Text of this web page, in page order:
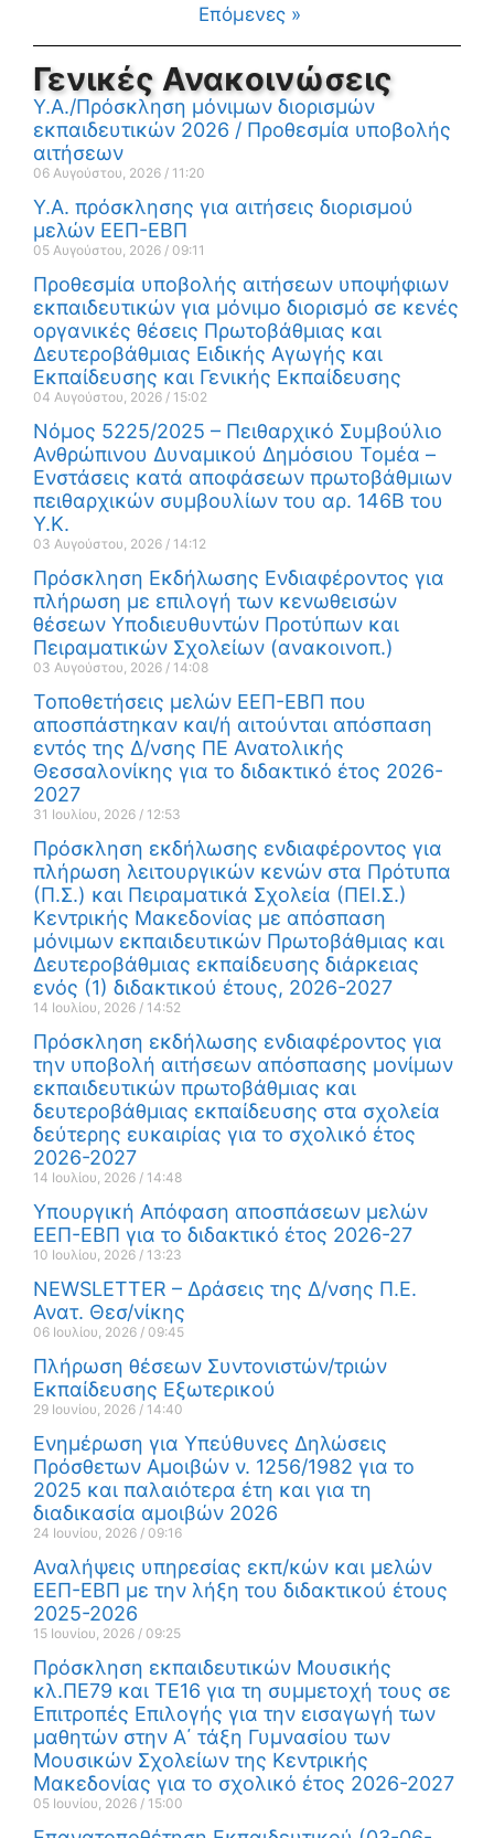
Επόμενες »
Γενικές Ανακοινώσεις
Υ.Α./Πρόσκληση μόνιμων διορισμών
εκπαιδευτικών 2026 / Προθεσμία υποβολής
αιτήσεων
06 Αυγούστου, 2026 11:20
Υ.Α. πρόσκλησης για αιτήσεις διορισμού
μελών ΕΕΠ-ΕΒΠ
05 Αυγούστου, 2026 09:11
Προθεσμία υποβολής αιτήσεων υποψήφιων
εκπαιδευτικών για μόνιμο διορισμό σε κενές
οργανικές θέσεις Πρωτοβάθμιας και
Δευτεροβάθμιας Ειδικής Αγωγής και
Εκπαίδευσης και Γενικής Εκπαίδευσης
04 Αυγούστου, 2026 15:02
Νόμος 5225/2025 – Πειθαρχικό Συμβούλιο
Ανθρώπινου Δυναμικού Δημόσιου Τομέα –
Ενστάσεις κατά αποφάσεων πρωτοβάθμιων
πειθαρχικών συμβουλίων του αρ. 146Β του
Υ.Κ.
03 Αυγούστου, 2026 14:12
Πρόσκληση Εκδήλωσης Ενδιαφέροντος για
πλήρωση με επιλογή των κενωθεισών
θέσεων Υποδιευθυντών Προτύπων και
Πειραματικών Σχολείων (ανακοινοπ.)
03 Αυγούστου, 2026 14:08
Τοποθετήσεις μελών ΕΕΠ-ΕΒΠ που
αποσπάστηκαν και/ή αιτούνται απόσπαση
εντός της Δ/νσης ΠΕ Ανατολικής
Θεσσαλονίκης για το διδακτικό έτος 2026-
2027
31 Ιουλίου, 2026 12:53
Πρόσκληση εκδήλωσης ενδιαφέροντος για
πλήρωση λειτουργικών κενών στα Πρότυπα
(Π.Σ.) και Πειραματικά Σχολεία (ΠΕΙ.Σ.)
Κεντρικής Μακεδονίας με απόσπαση
μόνιμων εκπαιδευτικών Πρωτοβάθμιας και
Δευτεροβάθμιας εκπαίδευσης διάρκειας
ενός (1) διδακτικού έτους, 2026-2027
14 Ιουλίου, 2026 14:52
Πρόσκληση εκδήλωσης ενδιαφέροντος για
την υποβολή αιτήσεων απόσπασης μονίμων
εκπαιδευτικών πρωτοβάθμιας και
δευτεροβάθμιας εκπαίδευσης στα σχολεία
δεύτερης ευκαιρίας για το σχολικό έτος
2026-2027
14 Ιουλίου, 2026 14:48
Υπουργική Απόφαση αποσπάσεων μελών
ΕΕΠ-ΕΒΠ για το διδακτικό έτος 2026-27
10 Ιουλίου, 2026 13:23
NEWSLETTER – Δράσεις της Δ/νσης Π.Ε.
Ανατ. Θεσ/νίκης
06 Ιουλίου, 2026 09:45
Πλήρωση θέσεων Συντονιστών/τριών
Εκπαίδευσης Εξωτερικού
29 Ιουνίου, 2026 14:40
Ενημέρωση για Υπεύθυνες Δηλώσεις
Πρόσθετων Αμοιβών ν. 1256/1982 για το
2025 και παλαιότερα έτη και για τη
διαδικασία αμοιβών 2026
24 Ιουνίου, 2026 09:16
Αναλήψεις υπηρεσίας εκπ/κών και μελών
ΕΕΠ-ΕΒΠ με την λήξη του διδακτικού έτους
2025-2026
15 Ιουνίου, 2026 09:25
Πρόσκληση εκπαιδευτικών Μουσικής
κλ.ΠΕ79 και ΤΕ16 για τη συμμετοχή τους σε
Επιτροπές Επιλογής για την εισαγωγή των
μαθητών στην Α΄ τάξη Γυμνασίου των
Μουσικών Σχολείων της Κεντρικής
Μακεδονίας για το σχολικό έτος 2026-2027
05 Ιουνίου, 2026 15:00